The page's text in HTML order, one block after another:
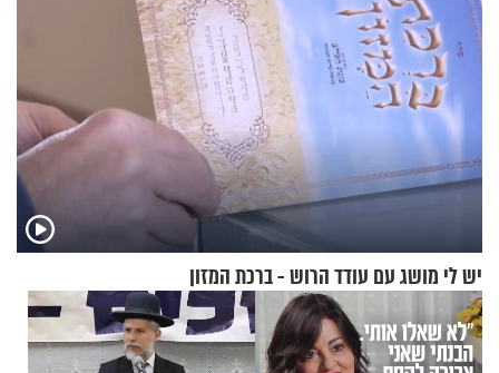
יש לי מושג עם עודד הרוש - ברכת המזון